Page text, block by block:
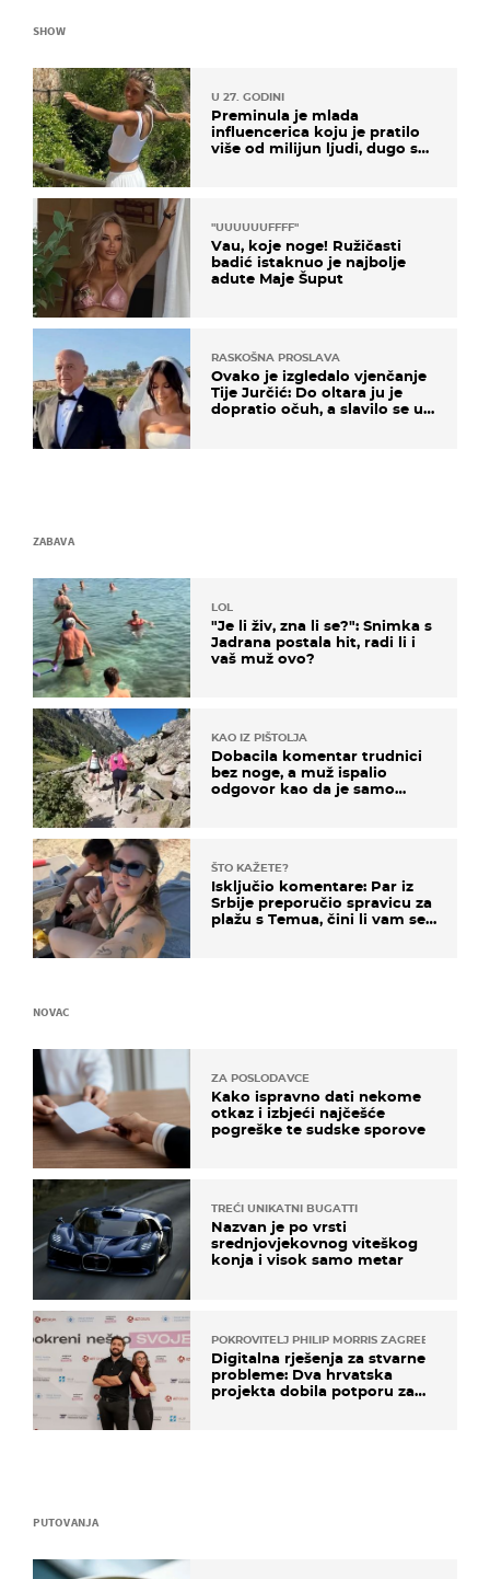
SHOW
U 27. GODINI
Preminula je mlada
influencerica koju je pratilo
više od milijun ljudi, dugo se
"UUUUUUFFFF"
Vau, koje noge! Ružičasti
badić istaknuo je najbolje
adute Maje Šuput
RASKOŠNA PROSLAVA
Ovako je izgledalo vjenčanje
Tije Jurčić: Do oltara ju je
dopratio očuh, a slavilo se uz
ZABAVA
LOL
"Je li živ, zna li se?": Snimka s
Jadrana postala hit, radi li i
vaš muž ovo?
KAO IZ PIŠTOLJA
Dobacila komentar trudnici
bez noge, a muž ispalio
odgovor kao da je samo
ŠTO KAŽETE?
Isključio komentare: Par iz
Srbije preporučio spravicu za
plažu s Temua, čini li vam se
PUTOVANJA
NOVAC
ZA POSLODAVCE
Kako ispravno dati nekome
otkaz i izbjeći najčešće
pogreške te sudske sporove
TREĆI UNIKATNI BUGATTI
Nazvan je po vrsti
srednjovjekovnog viteškog
konja i visok samo metar
POKROVITELJ PHILIP MORRIS ZAGREB
Digitalna rješenja za stvarne
probleme: Dva hrvatska
projekta dobila potporu za